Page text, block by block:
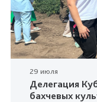
29 июля
Делегация
бахчевых